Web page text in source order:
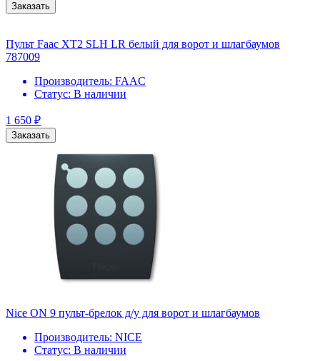
Заказать
Пульт Faac XT2 SLH LR белый для ворот и шлагбаумов
787009
Производитель: FAAC
Статус: В наличии
1 650 ₽
Заказать
Nice ON 9 пульт-брелок д/у для ворот и шлагбаумов
Производитель: NICE
Статус: В наличии